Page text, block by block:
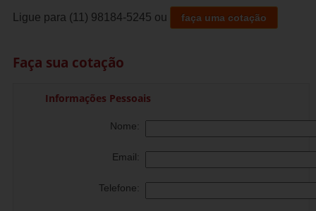
Ligue para (11) 98184-5245 ou faça uma cotação
Faça sua cotação
Informações Pessoais
Nome:
Email:
Telefone: